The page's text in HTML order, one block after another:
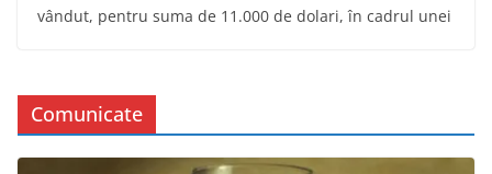
vândut, pentru suma de 11.000 de dolari, în cadrul unei
Comunicate